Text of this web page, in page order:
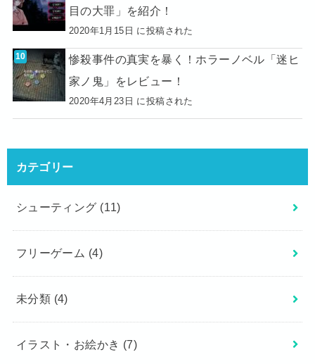
目の大罪」を紹介！
2020年1月15日 に投稿された
惨殺事件の真実を暴く！ホラーノベル「迷ヒ
家ノ鬼」をレビュー！
2020年4月23日 に投稿された
カテゴリー
シューティング (11)
フリーゲーム (4)
未分類 (4)
イラスト・お絵かき (7)